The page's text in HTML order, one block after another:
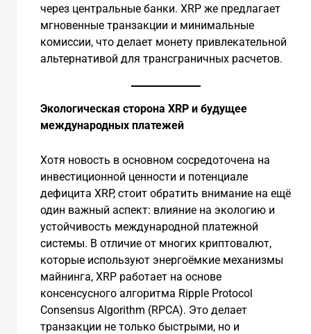
через центральные банки. XRP же предлагает
мгновенные транзакции и минимальные
комиссии, что делает монету привлекательной
альтернативой для трансграничных расчетов.
Экологическая сторона XRP и будущее
международных платежей
Хотя новость в основном сосредоточена на
инвестиционной ценности и потенциале
дефицита XRP, стоит обратить внимание на ещё
один важный аспект: влияние на экологию и
устойчивость международной платежной
системы. В отличие от многих криптовалют,
которые используют энергоёмкие механизмы
майнинга, XRP работает на основе
консенсусного алгоритма Ripple Protocol
Consensus Algorithm (RPCA). Это делает
транзакции не только быстрыми, но и